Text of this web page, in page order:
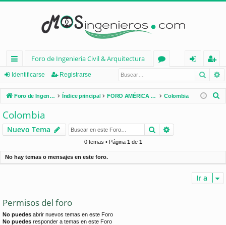
nl
ac
es
rá
pi
d
Foro de Ingenieria Civil & Arquitectura
os
nt
ifi
e
eg
ist
ra
Identificarse Registrarse
Foro de Ingenieria Civil & Arquitectura Índice principal FORO AMÉRICA LATINA Colombia
r
Colombia
Nuevo Tema Buscar
0 temas • Página 1de 1
No hay temas o mensajes en este foro.
Ir a
Permisos del foro
No puedes abrir nuevos temas en este Foro
No puedes responder a temas en este Foro